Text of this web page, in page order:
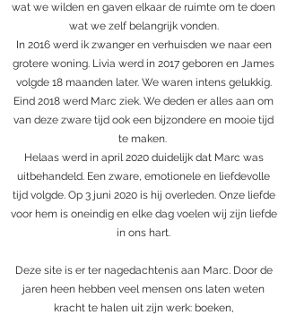
wat we wilden en gaven elkaar de ruimte om te doen
wat we zelf belangrijk vonden.
In 2016 werd ik zwanger en verhuisden we naar een
grotere woning. Livia werd in 2017 geboren en James
volgde 18 maanden later. We waren intens gelukkig.
Eind 2018 werd Marc ziek. We deden er alles aan om
van deze zware tijd ook een bijzondere en mooie tijd
te maken.
Helaas werd in april 2020 duidelijk dat Marc was
uitbehandeld. Een zware, emotionele en liefdevolle
tijd volgde. Op 3 juni 2020 is hij overleden. Onze liefde
voor hem is oneindig en elke dag voelen wij zijn liefde
in ons hart.
Deze site is er ter nagedachtenis aan Marc. Door de
jaren heen hebben veel mensen ons laten weten
kracht te halen uit zijn werk: boeken,